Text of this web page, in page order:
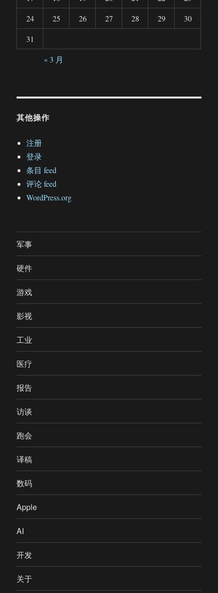
24
25 26 27 28 29
30
31
« 3 月
其他操作
注册
登录
条目 feed
评论 feed
WordPress.org
军事
硬件
游戏
影视
工业
医疗
报告
访谈
跑会
译稿
数码
Apple
AI
开发
关于